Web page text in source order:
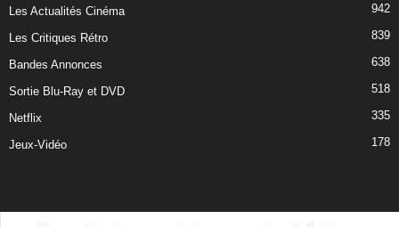
Les Actualités Cinéma 942
Les Critiques Rétro 839
Bandes Annonces 638
Sortie Blu-Ray et DVD 518
Netflix 335
Jeux-Vidéo 178